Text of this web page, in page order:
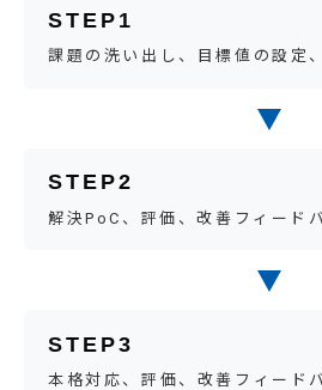
STEP1
課題の洗い出し、目標値の設定
STEP2
解決PoC、評価、改善フィード
STEP3
本格対応、評価、改善フィード